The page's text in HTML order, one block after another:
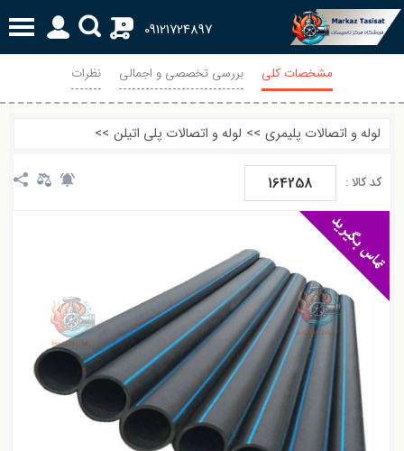
09121724897
0
مشخصات کلی بررسی تخصصی و اجمالی نظرات
لوله و اتصالات پلیمری >> لوله و اتصالات پلی اتیلن >>
کد کالا : 164258